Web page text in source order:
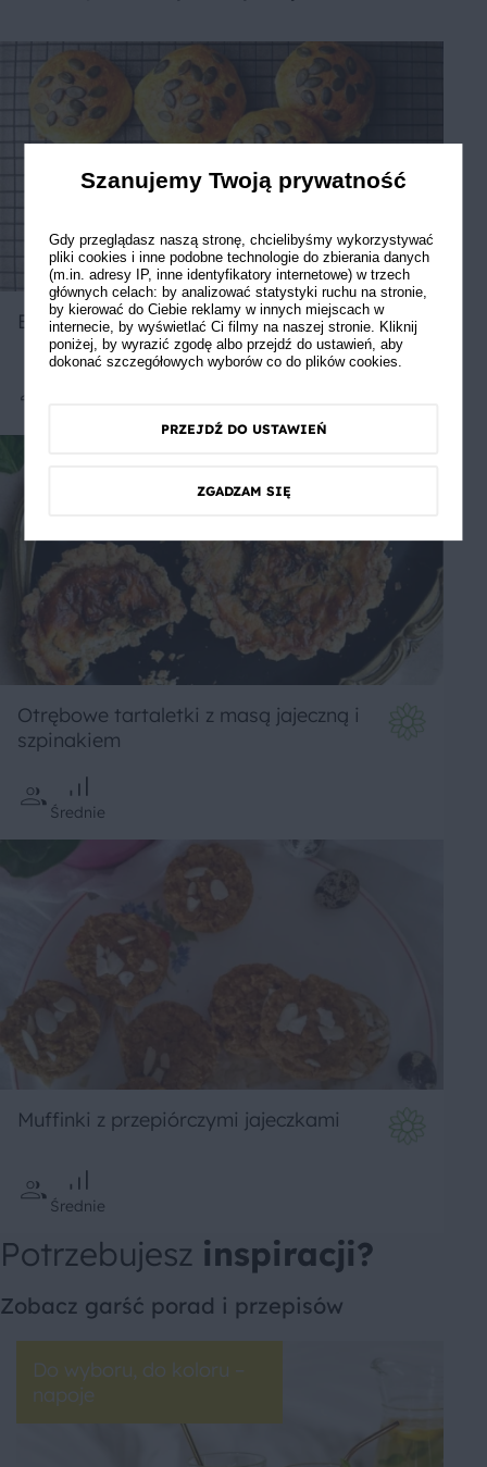
Bułki dyniowe
Otrębowe tartaletki z masą jajeczną i
szpinakiem
Średnie
Muffinki z przepiórczymi jajeczkami
Średnie
Potrzebujesz inspiracji?
Zobacz garść porad i przepisów
Do wyboru, do koloru –
napoje
Szanujemy Twoją prywatność
Gdy przeglądasz naszą stronę, chcielibyśmy wykorzystywać
pliki cookies i inne podobne technologie do zbierania danych
(m.in. adresy IP, inne identyfikatory internetowe) w trzech
głównych celach: by analizować statystyki ruchu na stronie,
by kierować do Ciebie reklamy w innych miejscach w
internecie, by wyświetlać Ci filmy na naszej stronie. Kliknij
poniżej, by wyrazić zgodę albo przejdź do ustawień, aby
dokonać szczegółowych wyborów co do plików cookies.
PRZEJDŹ DO USTAWIEŃ
ZGADZAM SIĘ